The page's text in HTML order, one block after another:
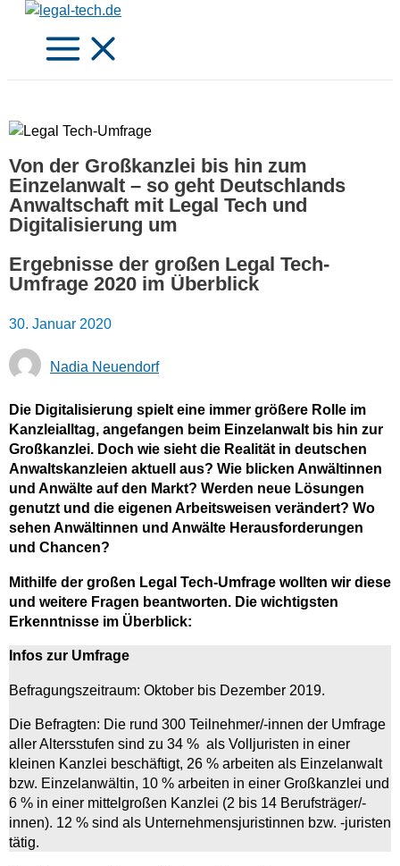
Zum
springen
Von der Großkanzlei bis hin zum
Einzelanwalt – so geht Deutschlands
Anwaltschaft mit Legal Tech und
Digitalisierung um
Ergebnisse der großen Legal Tech-
Umfrage 2020 im Überblick
30. Januar 2020
Nadia Neuendorf
Die Digitalisierung spielt eine immer größere Rolle im
Kanzleialltag, angefangen beim Einzelanwalt bis hin zur
Großkanzlei. Doch wie sieht die Realität in deutschen
Anwaltskanzleien aktuell aus? Wie blicken Anwältinnen
und Anwälte auf den Markt? Werden neue Lösungen
genutzt und die eigenen Arbeitsweisen verändert? Wo
sehen Anwältinnen und Anwälte Herausforderungen
und Chancen?
Mithilfe der großen Legal Tech-Umfrage wollten wir diese
und weitere Fragen beantworten. Die wichtigsten
Erkenntnisse im Überblick:
Infos zur Umfrage
Befragungszeitraum: Oktober bis Dezember 2019.
Die Befragten: Die rund 300 Teilnehmer/-innen der Umfrage
aller Altersstufen sind zu 34 % als Volljuristen in einer
kleinen Kanzlei beschäftigt, 26 % arbeiten als Einzelanwalt
bzw. Einzelanwältin, 10 % arbeiten in einer Großkanzlei und
6 % in einer mittelgroßen Kanzlei (2 bis 14 Berufsträger/-
innen). 12 % sind als Unternehmensjuristinnen bzw. -juristen
tätig.